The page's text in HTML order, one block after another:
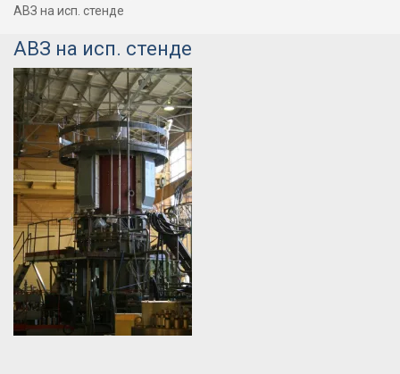
АВЗ на исп. стенде
АВЗ на исп. стенде